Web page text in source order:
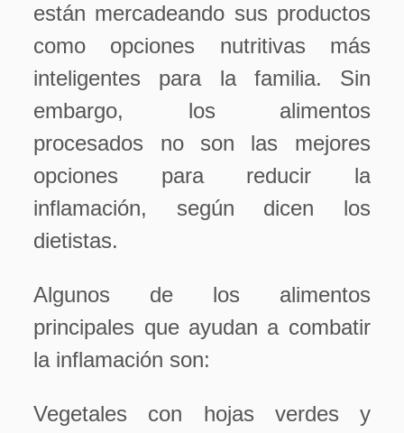
están mercadeando sus productos
como opciones nutritivas más
inteligentes para la familia. Sin
embargo, los alimentos
procesados no son las mejores
opciones para reducir la
inflamación, según dicen los
dietistas.
Algunos de los alimentos
principales que ayudan a combatir
la inflamación son:
Vegetales con hojas verdes y